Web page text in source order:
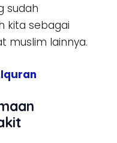
sudah
kita sebagai
muslim lainnya.